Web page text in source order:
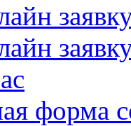
форма